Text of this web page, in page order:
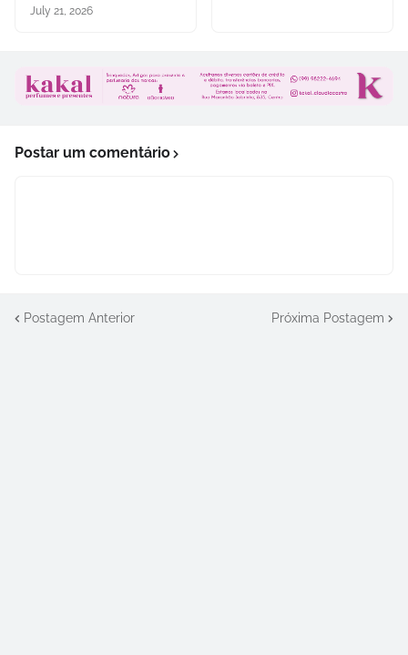
July 21, 2026
Postar um comentário
Postagem Anterior Próxima Postagem